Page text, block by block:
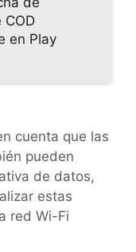
COD
en Play
cuenta que las
pueden
de datos,
estas
red Wi-Fi